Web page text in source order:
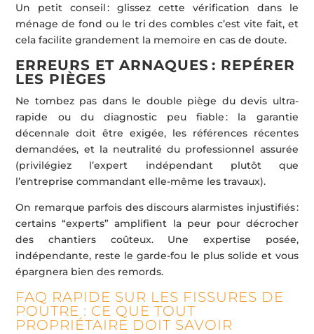
Un petit conseil : glissez cette vérification dans le
ménage de fond ou le tri des combles c’est vite fait, et
cela facilite grandement la memoire en cas de doute.
ERREURS ET ARNAQUES : REPÉRER
LES PIÈGES
Ne tombez pas dans le double piège du devis ultra-
rapide ou du diagnostic peu fiable : la garantie
décennale doit être exigée, les références récentes
demandées, et la neutralité du professionnel assurée
(privilégiez l’expert indépendant plutôt que
l’entreprise commandant elle-même les travaux).
On remarque parfois des discours alarmistes injustifiés :
certains “experts” amplifient la peur pour décrocher
des chantiers coûteux. Une expertise posée,
indépendante, reste le garde-fou le plus solide et vous
épargnera bien des remords.
FAQ RAPIDE SUR LES FISSURES DE
POUTRE : CE QUE TOUT
PROPRIÉTAIRE DOIT SAVOIR